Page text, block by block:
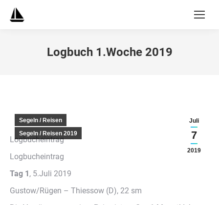
Logbuch 1.Woche 2019
Juli
7
2019
Segeln / Reisen
Segeln / Reisen 2019
Logbucheintrag
Logbucheintrag
Tag 1, 5.Juli 2019
Gustow/Rügen – Thiessow (D), 22 sm